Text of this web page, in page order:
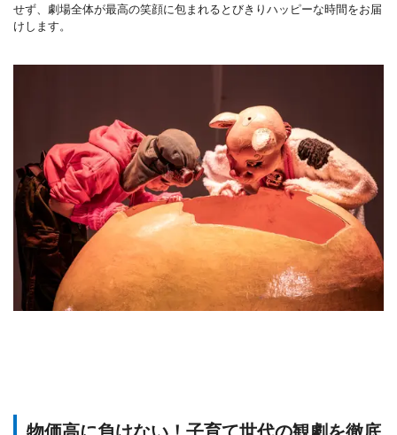
せず、劇場全体が最高の笑顔に包まれるとびきりハッピーな時間をお届
けします。